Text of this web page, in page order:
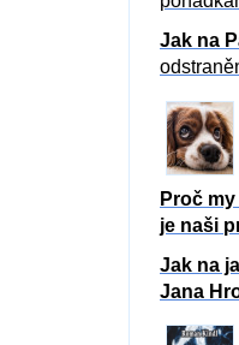
Jak na
Proč
je naši
Jak na
Jana